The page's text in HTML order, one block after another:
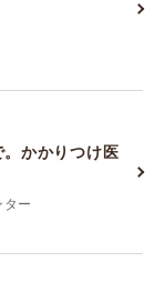
かかりつけ医
ー